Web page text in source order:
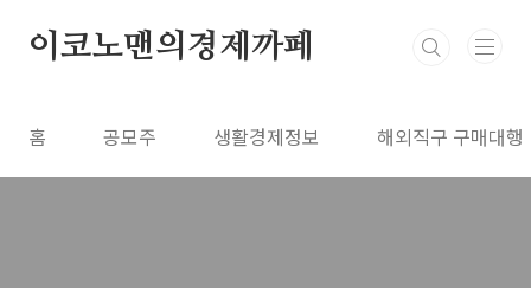
이코노맨의경제까페
홈 공모주 생활경제정보 해외직구 구매대행